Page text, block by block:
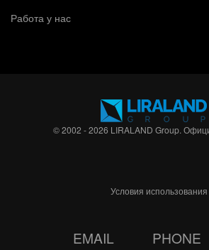
Работа у нас
© 2002 - 2026 LIRALAND Group.
Условия использования
EMAIL PHONE